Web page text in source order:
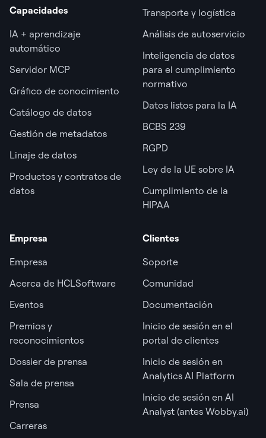
Capacidades
IA + aprendizaje
automático
Servidor MCP
Gráfico de conocimiento
Catálogo de datos
Gestión de metadatos
Linaje de datos
Productos y contratos de
datos
Transporte y logística
Análisis de autoservicio
Inteligencia de datos
para el cumplimiento
normativo
Datos listos para la IA
BCBS 239
RGPD
Ley de la UE sobre IA
Cumplimiento de la
HIPAA
Empresa
Empresa
Acerca de HCLSoftware
Eventos
Premios y
reconocimientos
Dossier de prensa
Sala de prensa
Prensa
Carreras
Clientes
Soporte
Comunidad
Documentación
Inicio de sesión en el
portal de clientes
Inicio de sesión en
Analytics AI Platform
Inicio de sesión en AI
Analyst (antes Wobby.ai)